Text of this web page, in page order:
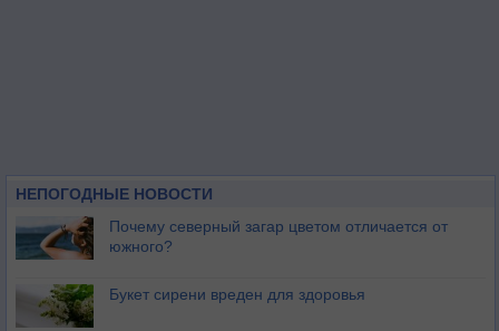
НЕПОГОДНЫЕ НОВОСТИ
Почему северный загар цветом отличается от
южного?
Букет сирени вреден для здоровья